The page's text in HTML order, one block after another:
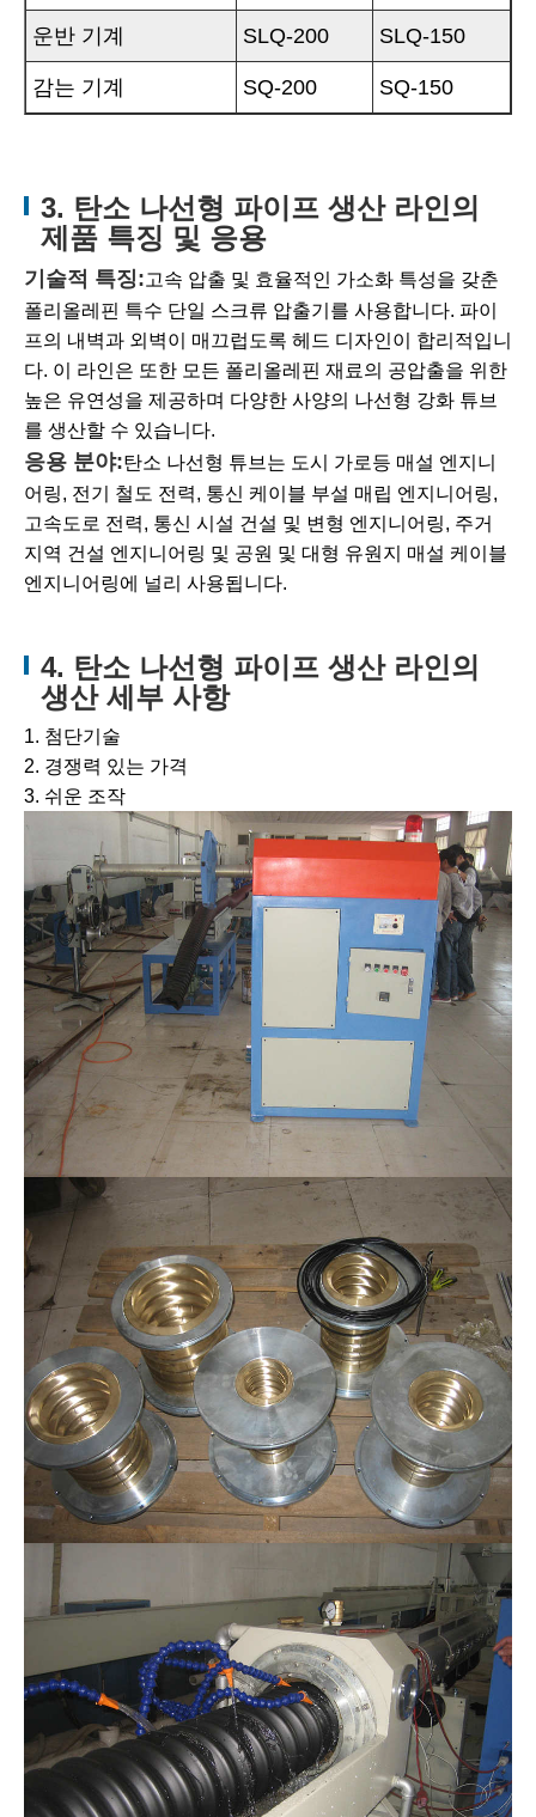
운반 기계 SLQ-200 SLQ-150
감는 기계 SQ-200 SQ-150
3. 탄소 나선형 파이프 생산 라인의
제품 특징 및 응용
기술적 특징:고속 압출 및 효율적인 가소화 특성을 갖춘
폴리올레핀 특수 단일 스크류 압출기를 사용합니다. 파이
프의 내벽과 외벽이 매끄럽도록 헤드 디자인이 합리적입니
다. 이 라인은 또한 모든 폴리올레핀 재료의 공압출을 위한
높은 유연성을 제공하며 다양한 사양의 나선형 강화 튜브
를 생산할 수 있습니다.
응용 분야:탄소 나선형 튜브는 도시 가로등 매설 엔지니
어링, 전기 철도 전력, 통신 케이블 부설 매립 엔지니어링,
고속도로 전력, 통신 시설 건설 및 변형 엔지니어링, 주거
지역 건설 엔지니어링 및 공원 및 대형 유원지 매설 케이블
엔지니어링에 널리 사용됩니다.
4. 탄소 나선형 파이프 생산 라인의
생산 세부 사항
1. 첨단기술
2. 경쟁력 있는 가격
3. 쉬운 조작